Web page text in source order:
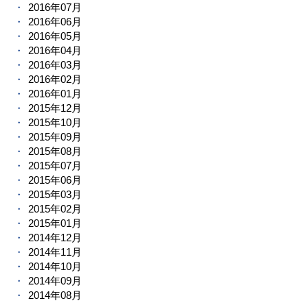
2016年07月
2016年06月
2016年05月
2016年04月
2016年03月
2016年02月
2016年01月
2015年12月
2015年10月
2015年09月
2015年08月
2015年07月
2015年06月
2015年03月
2015年02月
2015年01月
2014年12月
2014年11月
2014年10月
2014年09月
2014年08月